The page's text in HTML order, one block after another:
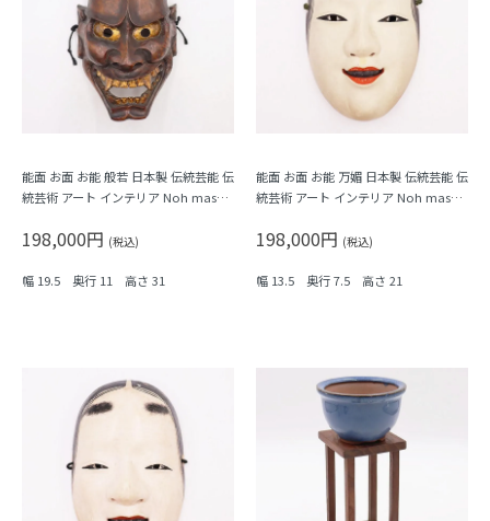
能面 お面 お能 般若 日本製 伝統芸能 伝
統芸術 アート インテリア Noh mask,
198,000円 (税込)
幅 19.5 奥行 11 高さ 31
能面 お面 お能 万媚 日本製 伝統芸能 伝
統芸術 アート インテリア Noh mask,
198,000円 (税込)
幅 13.5 奥行 7.5 高さ 21